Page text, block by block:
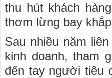
thu hút khách
thơm lừng bay
Sau nhiều năm
kinh doanh, tham
đến tay người tiêu